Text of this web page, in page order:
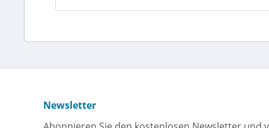
Newsletter